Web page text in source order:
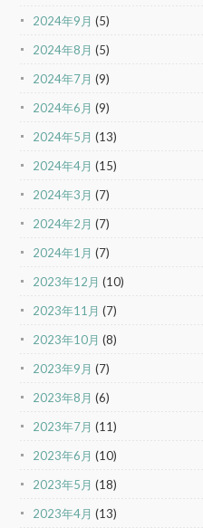
2024年9月 (5)
2024年8月 (5)
2024年7月 (9)
2024年6月 (9)
2024年5月 (13)
2024年4月 (15)
2024年3月 (7)
2024年2月 (7)
2024年1月 (7)
2023年12月 (10)
2023年11月 (7)
2023年10月 (8)
2023年9月 (7)
2023年8月 (6)
2023年7月 (11)
2023年6月 (10)
2023年5月 (18)
2023年4月 (13)